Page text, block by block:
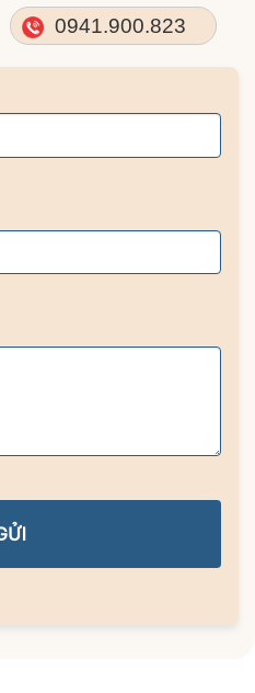
0941.900.823